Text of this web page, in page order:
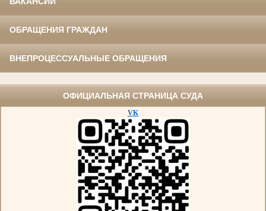
ОБРАЩЕНИЯ ГРАЖДАН
ВНЕПРОЦЕССУАЛЬНЫЕ ОБРАЩЕНИЯ
ОФИЦИАЛЬНАЯ СТРАНИЦА СУДА
VK